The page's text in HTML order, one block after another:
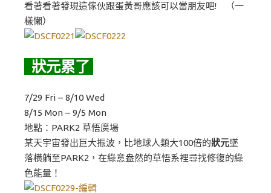
看著看著發現這傢伙跟蛋黃哥應該可以當朋友吧! （一
樣懶）
狀元累了
7/29 Fri – 8/10 Wed
8/15 Mon – 9/5 Mon
地點：PARK2 草悟廣場
某天宇宙發出巨大振波，比地球人類大100倍的狀元墜
落橫躺至PARK2，在綠意盎然的草悟系裡尋找修復的綠
色能量！